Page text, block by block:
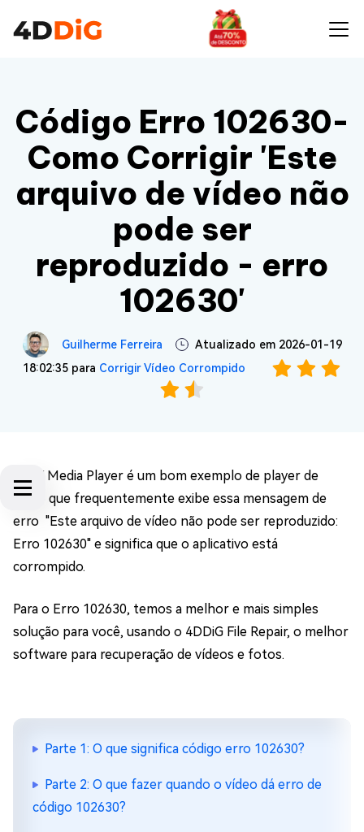
Código Erro 102630-
Como Corrigir 'Este
arquivo de vídeo não
pode ser
reproduzido - erro
102630'
Guilherme Ferreira
Atualizado em 2026-01-19
18:02:35 para Corrigir Vídeo Corrompido
O JW Media Player é um bom exemplo de player de
vídeo que frequentemente exibe essa mensagem de
erro "Este arquivo de vídeo não pode ser reproduzido:
Erro 102630" e significa que o aplicativo está
corrompido.
Para o Erro 102630, temos a melhor e mais simples
solução para você, usando o 4DDiG File Repair, o melhor
software para recuperação de vídeos e fotos.
Parte 1: O que significa código erro 102630?
Parte 2: O que fazer quando o vídeo dá erro de
código 102630?